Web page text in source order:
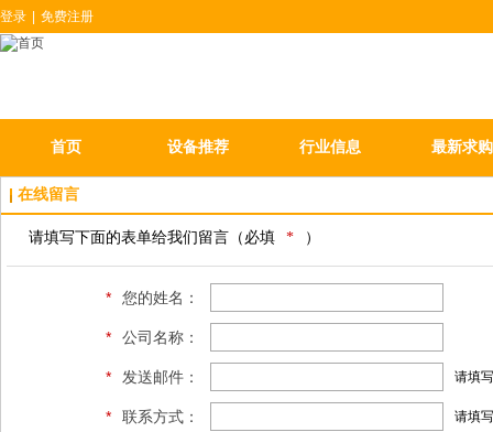
登录 免费注册
首页 设备推荐 行业信息 最新求购
在线留言
请填写下面的表单给我们留言（必填 * ）
* 您的姓名：
* 公司名称：
* 发送邮件： 请填
* 联系方式： 请填